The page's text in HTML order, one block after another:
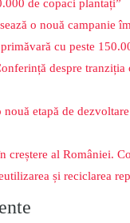
de copaci plantați”
o nouă campanie
cu peste
despre
etapă de
creștere al României.
și reciclarea